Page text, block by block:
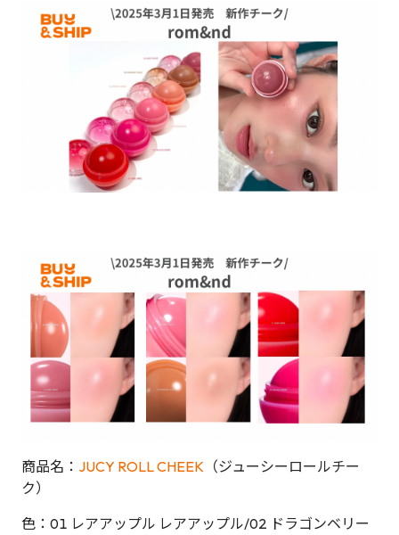
商品名： JUCY ROLL CHEEK （ジューシーロールチー
ク）
色：01 レアアップル レアアップル/02 ドラゴンベリー